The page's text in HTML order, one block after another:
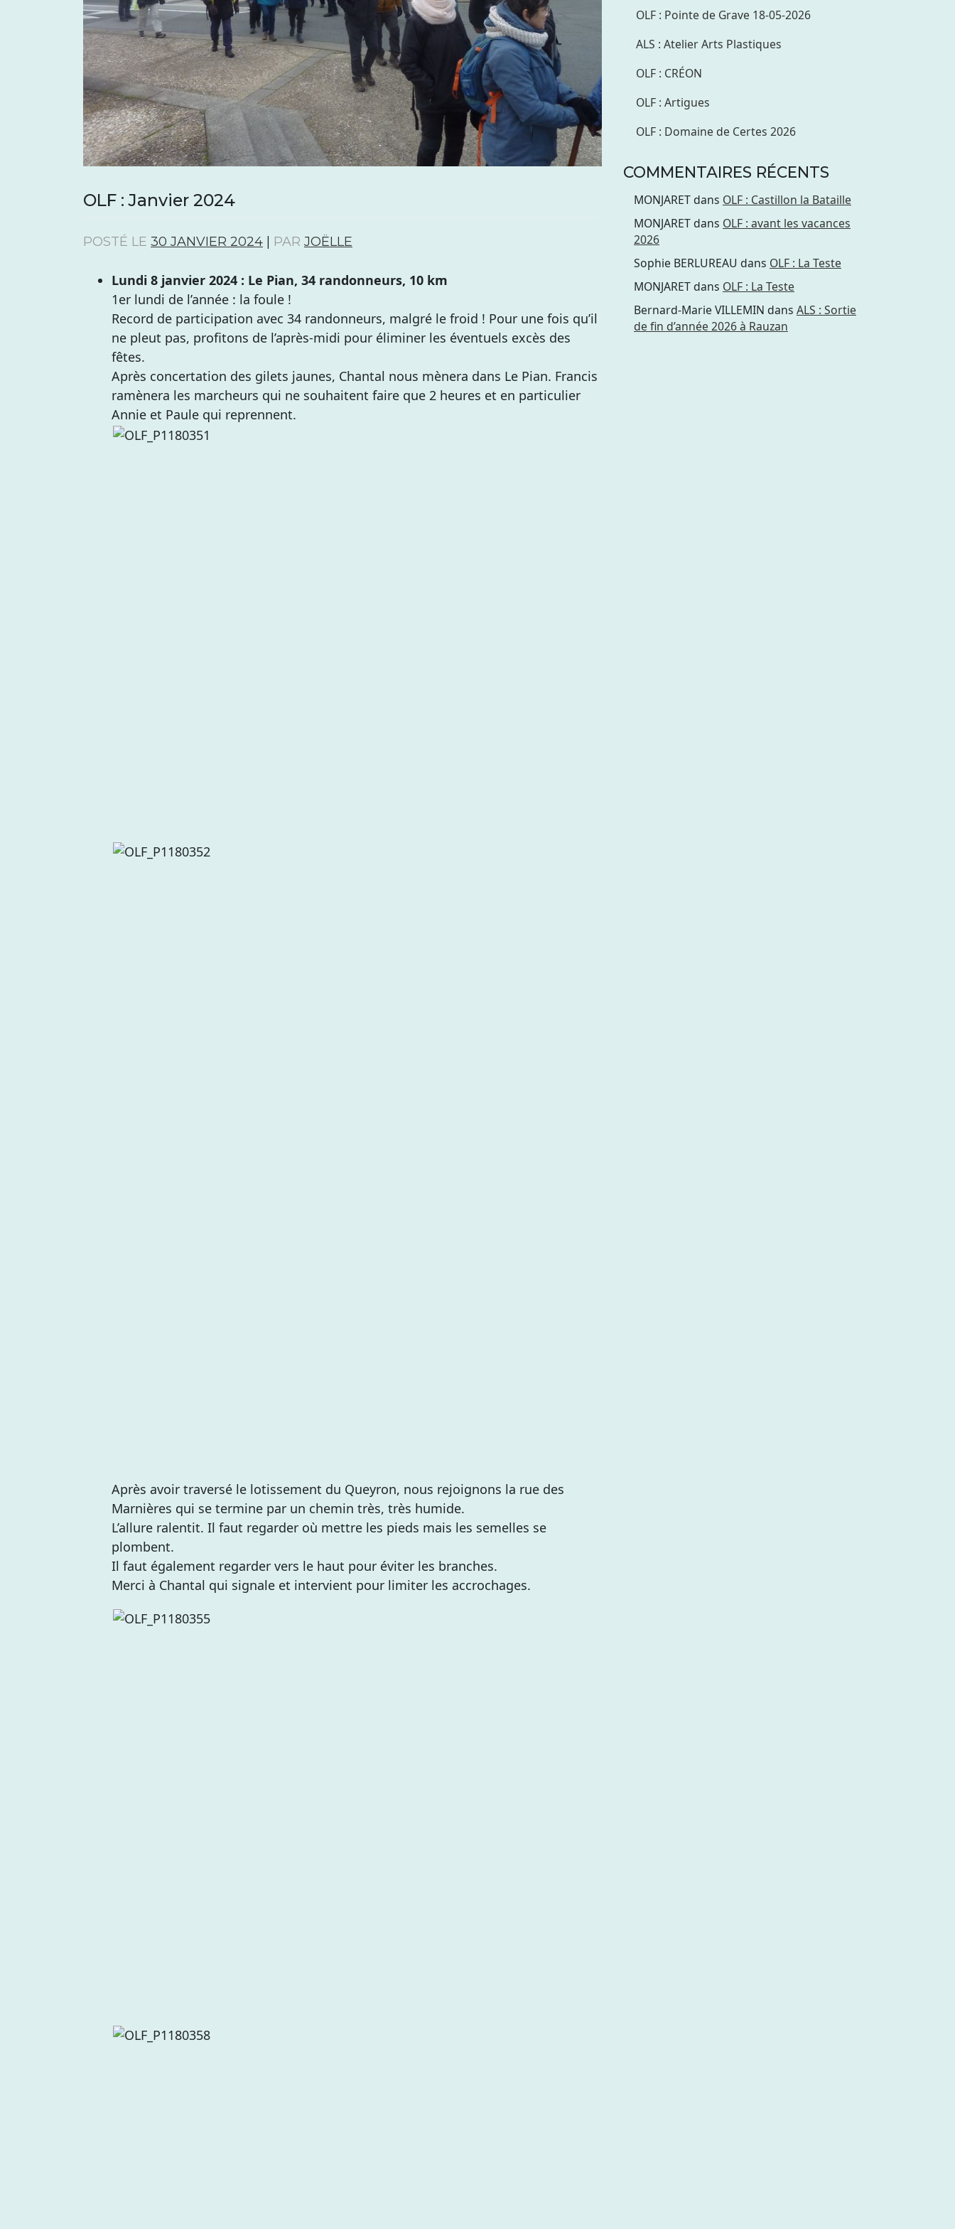
OLF : Janvier 2024
POSTÉ LE 30 JANVIER 2024 | PAR JOËLLE
Lundi 8 janvier 2024 : Le Pian, 34 randonneurs, 10 km
1er lundi de l’année : la foule !
Record de participation avec 34 randonneurs, malgré le froid ! Pour une fois qu’il
ne pleut pas, profitons de l’après-midi pour éliminer les éventuels excès des
fêtes.
Après concertation des gilets jaunes, Chantal nous mènera dans Le Pian. Francis
ramènera les marcheurs qui ne souhaitent faire que 2 heures et en particulier
Annie et Paule qui reprennent.
Après avoir traversé le lotissement du Queyron, nous rejoignons la rue des
Marnières qui se termine par un chemin très, très humide.
L’allure ralentit. Il faut regarder où mettre les pieds mais les semelles se
plombent.
Il faut également regarder vers le haut pour éviter les branches.
Merci à Chantal qui signale et intervient pour limiter les accrochages.
OLF : Pointe de Grave 18-05-2026
ALS : Atelier Arts Plastiques
OLF : CRÉON
OLF : Artigues
OLF : Domaine de Certes 2026
COMMENTAIRES RÉCENTS
MONJARETdans OLF : Castillon la Bataille
MONJARETdans OLF : avant les vacances
2026
Sophie BERLUREAU dans OLF : La Teste
MONJARETdans OLF : La Teste
Bernard-Marie VILLEMIN dans ALS : Sortie
de fin d’année 2026 à Rauzan